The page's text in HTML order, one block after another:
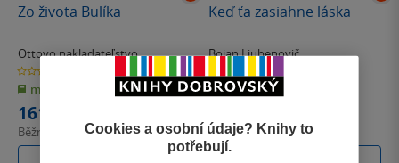
Zo života Bulíka
Ottovo nakladateľstvo
0.0
z
5
hvězdiček
měkká vazba
161 Kč
Běžně
180 Kč
Keď ťa zasiahne láska
Bojan Ljubenovič
z
5
hvězdiček
pevná vazba
Běžně450 Kč
Cookies a osobní údaje? Knihy to
potřebují.